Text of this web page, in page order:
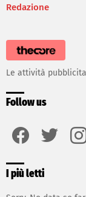
Redazione
Le attività
Follow us
I più letti